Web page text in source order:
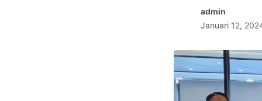
admin
Januari 12,